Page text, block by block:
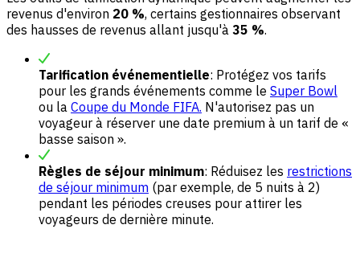
revenus d'environ 20 %, certains gestionnaires observant
des hausses de revenus allant jusqu'à 35 %.
Tarification événementielle: Protégez vos tarifs
pour les grands événements comme le Super Bowl
ou la Coupe du Monde FIFA. N'autorisez pas un
voyageur à réserver une date premium à un tarif de «
basse saison ».
Règles de séjour minimum: Réduisez les restrictions
de séjour minimum (par exemple, de 5 nuits à 2)
pendant les périodes creuses pour attirer les
voyageurs de dernière minute.